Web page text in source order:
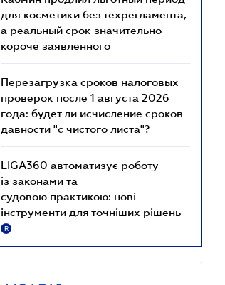
для косметики без техрегламента,
а реальный срок значительно
короче заявленного
Перезагрузка сроков налоговых
проверок после 1 августа 2026
года: будет ли исчисление сроков
давности "с чистого листа"?
LIGA360 автоматизує роботу
із законами та
судовою практикою: нові
інструменти для точніших рішень
R